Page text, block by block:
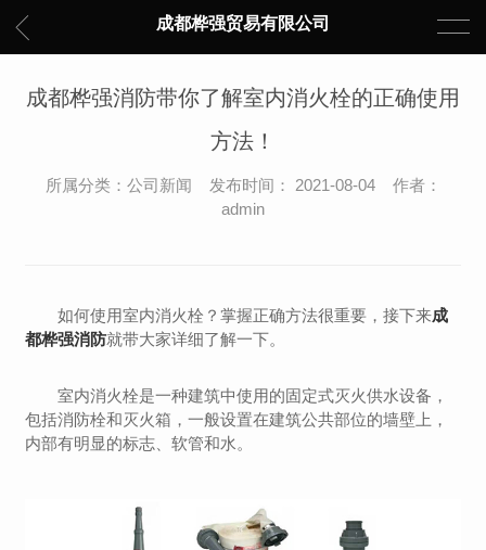
成都桦强贸易有限公司
成都桦强消防带你了解室内消火栓的正确使用
方法！
所属分类：公司新闻 发布时间： 2021-08-04 作者：
admin
如何使用室内消火栓？掌握正确方法很重要，接下来成
都桦强消防就带大家详细了解一下。
室内消火栓是一种建筑中使用的固定式灭火供水设备，
包括消防栓和灭火箱，一般设置在建筑公共部位的墙壁上，
内部有明显的标志、软管和水。